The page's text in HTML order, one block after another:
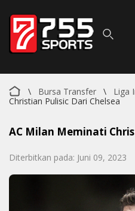
\ Bursa Transfer \ Liga
Christian Pulisic Dari Chelsea
AC Milan Meminati
Diterbitkan pada: Juni 09, 2023